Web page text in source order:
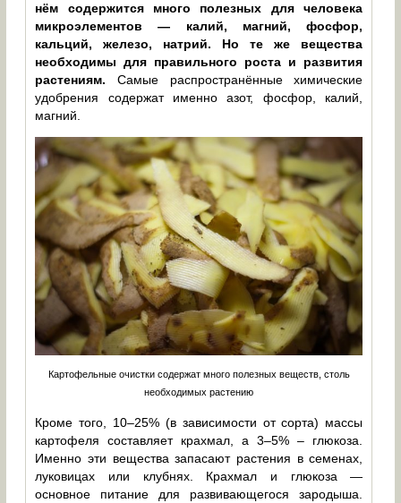
нём содержится много полезных для человека
микроэлементов — калий, магний, фосфор,
кальций, железо, натрий. Но те же вещества
необходимы для правильного роста и развития
растениям. Самые распространённые химические
удобрения содержат именно азот, фосфор, калий,
магний.
Картофельные очистки содержат много полезных веществ, столь
необходимых растению
Кроме того, 10–25% (в зависимости от сорта) массы
картофеля составляет крахмал, а 3–5% – глюкоза.
Именно эти вещества запасают растения в семенах,
луковицах или клубнях. Крахмал и глюкоза —
основное питание для развивающегося зародыша.